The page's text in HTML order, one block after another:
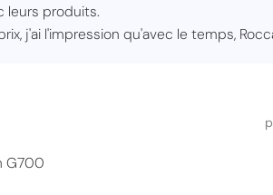
leurs produits.
j'ai l'impression qu'avec le temps,
G700